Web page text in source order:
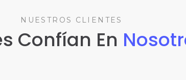
NUESTROS CLIENTES
Confían En